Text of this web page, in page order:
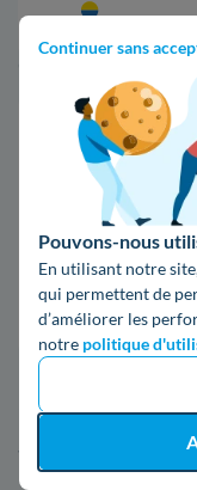
Continuer sans
Pouvons-nous
En utilisant notre
qui permettent de
d’améliorer les
notre politique
*Prix TTC pour un
5. Tout ce
Sorgues